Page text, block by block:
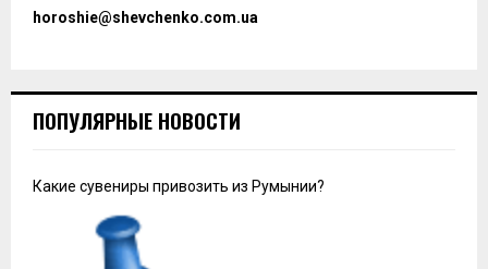
horoshie@shevchenko.com.ua
ПОПУЛЯРНЫЕ НОВОСТИ
Какие сувениры привозить из Румынии?